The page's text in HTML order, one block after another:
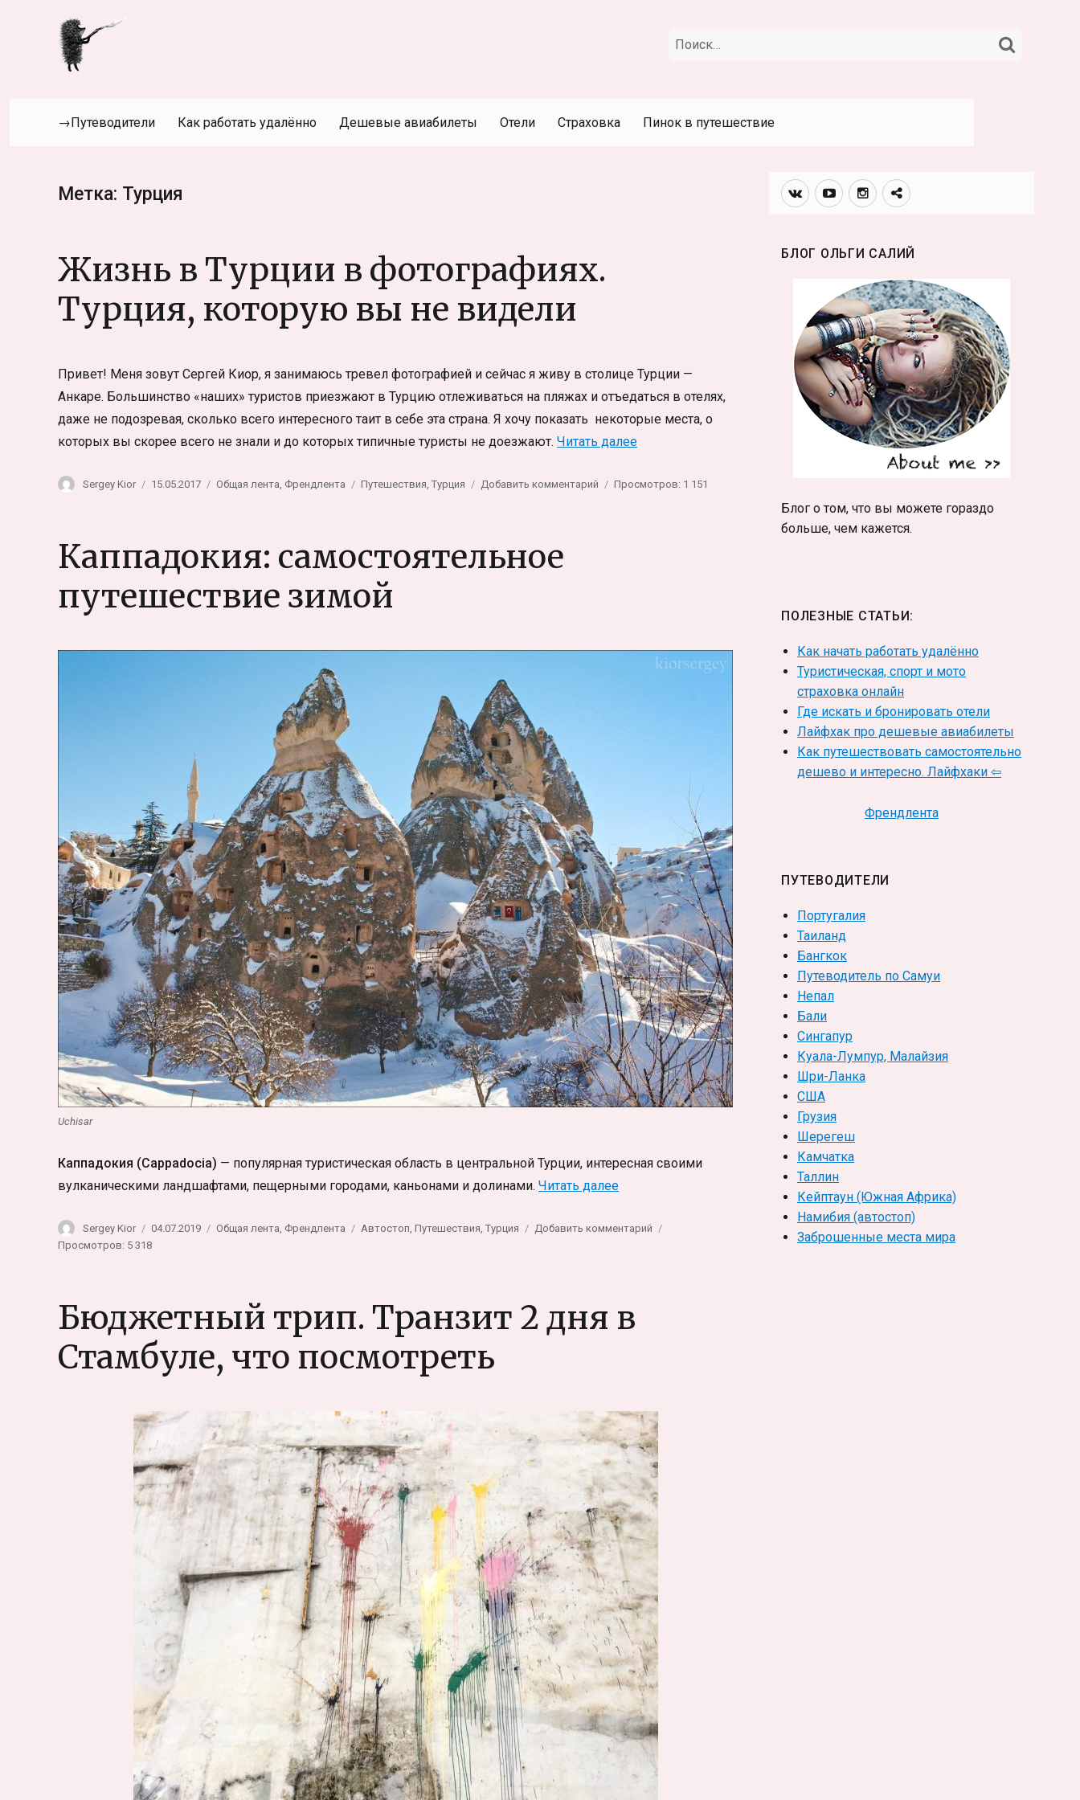
Искать:
→Путеводители Как работать удалённо Дешевые авиабилеты Отели Страховка Пинок в путешествие
Метка: Турция
Жизнь в Турции в фотографиях.
Турция, которую вы не видели
Привет! Меня зовут Сергей Киор, я занимаюсь тревел фотографией и сейчас я живу в столице Турции —
Анкаре. Большинство «наших» туристов приезжают в Турцию отлеживаться на пляжах и отъедаться в отелях,
даже не подозревая, сколько всего интересного таит в себе эта страна. Я хочу показать некоторые места, о
которых вы скорее всего не знали и до которых типичные туристы не доезжают. Читать далее«Жизнь в Турции в фотографиях. Турция, которую вы не видели»
Автор
Sergey Kior Опубликовано
15.05.2017 Рубрики
Общая лента Френдлента Метки
Путешествия Турция Добавить комментарий
не
Просмотров: 1 151
Каппадокия: самостоятельное
путешествие зимой
Uchisar
Каппадокия (Cappadocia) — популярная туристическая область в центральной Турции, интересная своими
вулканическими ландшафтами, пещерными городами, каньонами и долинами. Читать далее«Каппадокия: самостоятельное путешествие зимой»
Автор
Sergey Kior Опубликовано
04.07.2019 Рубрики
Общая лента Френдлента Метки
Автостоп Путешествия Турция Добавить комментарий
Просмотров: 5 318
Бюджетный трип. Транзит 2 дня в
Стамбуле, что посмотреть
Вконтакте
YoutubeИнстаграмм
Телеграм
БЛОГ ОЛЬГИ САЛИЙ
Блог о том, что вы можете гораздо
больше, чем кажется.
ПОЛЕЗНЫЕ СТАТЬИ:
Как начать работать удалённо
Туристическая, спорт и мото
страховка онлайн
Где искать и бронировать отели
Лайфхак про дешевые авиабилеты
Как путешествовать самостоятельно
дешево и интересно. Лайфхаки ⇦
Френдлента
ПУТЕВОДИТЕЛИ
Португалия
Таиланд
Бангкок
Путеводитель по Самуи
Непал
Бали
Сингапур
Куала-Лумпур, Малайзия
Шри-Ланка
США
Грузия
Шерегеш
Камчатка
Таллин
Кейптаун (Южная Африка)
Намибия (автостоп)
Заброшенные места мира